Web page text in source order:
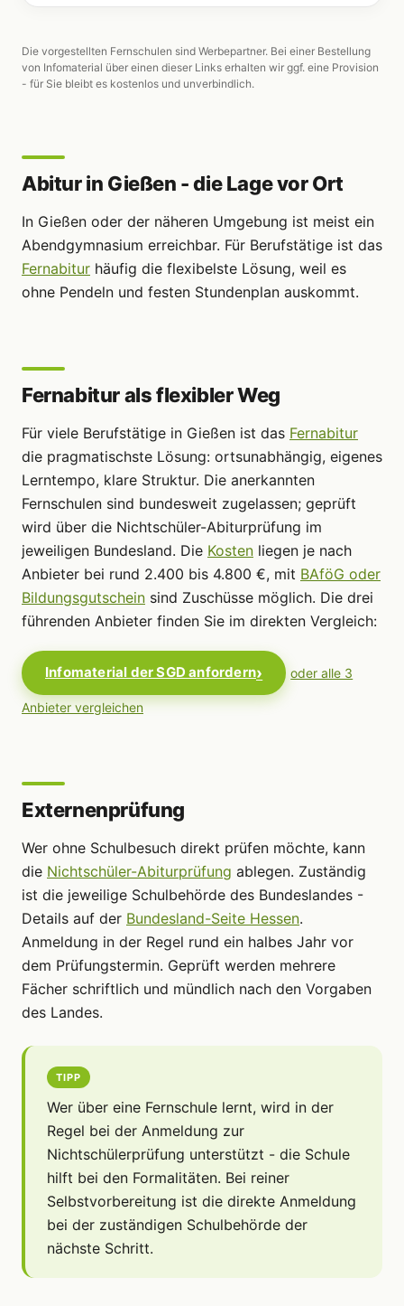
Die vorgestellten Fernschulen sind Werbepartner. Bei einer Bestellung
von Infomaterial über einen dieser Links erhalten wir ggf. eine Provision
- für Sie bleibt es kostenlos und unverbindlich.
Abitur in Gießen - die Lage vor Ort
In Gießen oder der näheren Umgebung ist meist ein
Abendgymnasium erreichbar. Für Berufstätige ist das
Fernabitur häufig die flexibelste Lösung, weil es
ohne Pendeln und festen Stundenplan auskommt.
Fernabitur als flexibler Weg
Für viele Berufstätige in Gießen ist das Fernabitur
die pragmatischste Lösung: ortsunabhängig, eigenes
Lerntempo, klare Struktur. Die anerkannten
Fernschulen sind bundesweit zugelassen; geprüft
wird über die Nichtschüler-Abiturprüfung im
jeweiligen Bundesland. Die Kosten liegen je nach
Anbieter bei rund 2.400 bis 4.800 €, mit BAföG oder
Bildungsgutschein sind Zuschüsse möglich. Die drei
führenden Anbieter finden Sie im direkten Vergleich:
Infomaterial der SGD anfordern oder alle 3
Anbieter vergleichen
Externenprüfung
Wer ohne Schulbesuch direkt prüfen möchte, kann
die Nichtschüler-Abiturprüfung ablegen. Zuständig
ist die jeweilige Schulbehörde des Bundeslandes -
Details auf der Bundesland-Seite Hessen.
Anmeldung in der Regel rund ein halbes Jahr vor
dem Prüfungstermin. Geprüft werden mehrere
Fächer schriftlich und mündlich nach den Vorgaben
des Landes.
TIPP
Wer über eine Fernschule lernt, wird in der
Regel bei der Anmeldung zur
Nichtschülerprüfung unterstützt - die Schule
hilft bei den Formalitäten. Bei reiner
Selbstvorbereitung ist die direkte Anmeldung
bei der zuständigen Schulbehörde der
nächste Schritt.